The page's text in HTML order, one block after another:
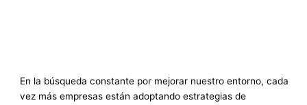
En la búsqueda constante por mejorar nuestro entorno, cada
vez más empresas están adoptando estrategias de